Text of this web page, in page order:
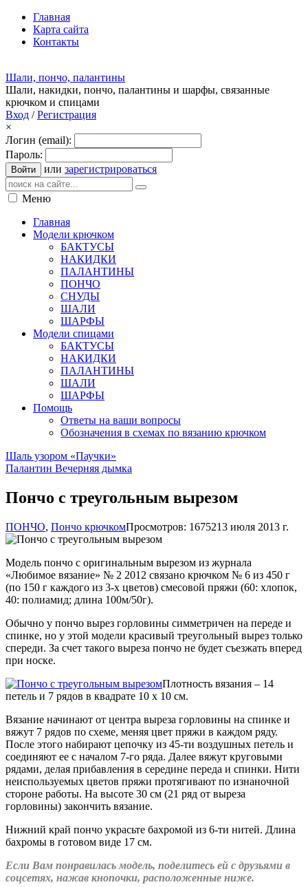
Главная
Карта сайта
Контакты
Шали, пончо, палантины
Шали, накидки, пончо, палантины и шарфы, связанные
крючком и спицами
Вход /Регистрация
×
Логин (email):
Пароль:
Войти или зарегистрироваться
Меню
Главная
Модели крючком
БАКТУСЫ
НАКИДКИ
ПАЛАНТИНЫ
ПОНЧО
СНУДЫ
ШАЛИ
ШАРФЫ
Модели спицами
БАКТУСЫ
НАКИДКИ
ПАЛАНТИНЫ
ШАЛИ
ШАРФЫ
Помощь
Ответы на ваши вопросы
Обозначения в схемах по вязанию крючком
Шаль узором «Паучки»
Палантин Вечерняя дымка
Пончо с треугольным вырезом
ПОНЧО, Пончо крючкомПросмотров: 1675213 июля 2013 г.
Модель пончо с оригинальным вырезом из журнала
«Любимое вязание» № 2 2012 связано крючком № 6 из 450 г
(по 150 г каждого из 3-х цветов) смесовой пряжи (60: хлопок,
40: полиамид; длина 100м/50г).
Обычно у пончо вырез горловины симметричен на переде и
спинке, но у этой модели красивый треугольный вырез только
спереди. За счет такого выреза пончо не будет съезжать вперед
при носке.
Плотность вязания – 14
петель и 7 рядов в квадрате 10 х 10 см.
Вязание начинают от центра выреза горловины на спинке и
вяжут 7 рядов по схеме, меняя цвет пряжи в каждом ряду.
После этого набирают цепочку из 45-ти воздушных петель и
соединяют ее с началом 7-го ряда. Далее вяжут круговыми
рядами, делая прибавления в середине переда и спинки. Нити
неиспользуемых цветов пряжи протягивают по изнаночной
стороне работы. На высоте 30 см (21 ряд от выреза
горловины) закончить вязание.
Нижний край пончо украсьте бахромой из 6-ти нитей. Длина
бахромы в готовом виде 17 см.
Если Вам понравилась модель, поделитесь ей с друзьями в
соцсетях, нажав кнопочки, расположенные ниже.